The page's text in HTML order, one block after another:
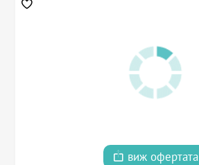
виж офертата